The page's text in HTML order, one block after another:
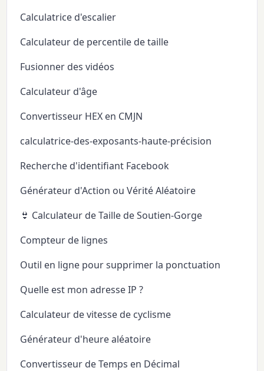
Calculatrice d'escalier
Calculateur de percentile de taille
Fusionner des vidéos
Calculateur d'âge
Convertisseur HEX en CMJN
calculatrice-des-exposants-haute-précision
Recherche d'identifiant Facebook
Générateur d'Action ou Vérité Aléatoire
👙 Calculateur de Taille de Soutien-Gorge
Compteur de lignes
Outil en ligne pour supprimer la ponctuation
Quelle est mon adresse IP ?
Calculateur de vitesse de cyclisme
Générateur d'heure aléatoire
Convertisseur de Temps en Décimal